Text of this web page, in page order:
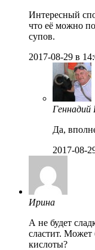
Интересный
что её можно
супов.
2017-08-29 в
Геннадий
Да,
2017-08-
Ирина
А не будет
сластит. Может
кислоты?